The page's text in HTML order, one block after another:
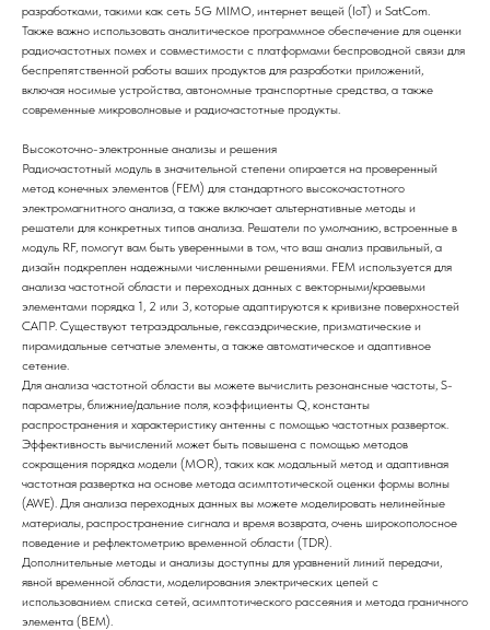
разработками, такими как сеть 5G MIMO, интернет вещей (IoT) и SatCom.
Также важно использовать аналитическое программное обеспечение для оценки
радиочастотных помех и совместимости с платформами беспроводной связи для
беспрепятственной работы ваших продуктов для разработки приложений,
включая носимые устройства, автономные транспортные средства, а также
современные микроволновые и радиочастотные продукты.
Высокоточно-электронные анализы и решения
Радиочастотный модуль в значительной степени опирается на проверенный
метод конечных элементов (FEM) для стандартного высокочастотного
электромагнитного анализа, а также включает альтернативные методы и
решатели для конкретных типов анализа. Решатели по умолчанию, встроенные в
модуль RF, помогут вам быть уверенными в том, что ваш анализ правильный, а
дизайн подкреплен надежными численными решениями. FEM используется для
анализа частотной области и переходных данных с векторными/краевыми
элементами порядка 1, 2 или 3, которые адаптируются к кривизне поверхностей
САПР. Существуют тетраэдральные, гексаэдрические, призматические и
пирамидальные сетчатые элементы, а также автоматическое и адаптивное
сетение.
Для анализа частотной области вы можете вычислить резонансные частоты, S-
параметры, ближние/дальние поля, коэффициенты Q, константы
распространения и характеристику антенны с помощью частотных разверток.
Эффективность вычислений может быть повышена с помощью методов
сокращения порядка модели (MOR), таких как модальный метод и адаптивная
частотная развертка на основе метода асимптотической оценки формы волны
(AWE). Для анализа переходных данных вы можете моделировать нелинейные
материалы, распространение сигнала и время возврата, очень широкополосное
поведение и рефлектометрию временной области (TDR).
Дополнительные методы и анализы доступны для уравнений линий передачи,
явной временной области, моделирования электрических цепей с
использованием списка сетей, асимптотического рассеяния и метода граничного
элемента (BEM).